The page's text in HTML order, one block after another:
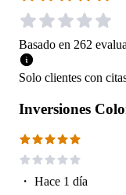
Basado en 262
Solo clientes con
Inversiones
・ Hace 1 día